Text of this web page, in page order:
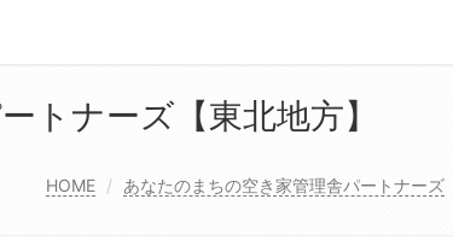
トナーズ【東北地方】
HOME あなたのまちの空き家管理舎パートナーズ